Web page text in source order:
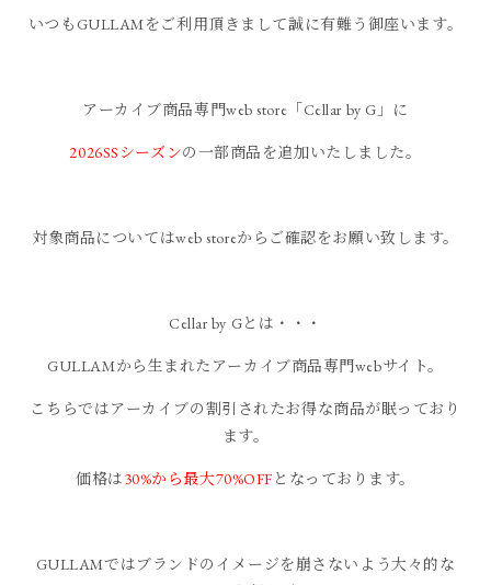
いつもGULLAMをご利用頂きまして誠に有難う御座います。
アーカイブ商品専門web store「Cellar by G」に
2026SSシーズンの一部商品を追加いたしました。
対象商品についてはweb storeからご確認をお願い致します。
Cellar by Gとは・・・
GULLAMから生まれたアーカイブ商品専門webサイト。
こちらではアーカイブの割引されたお得な商品が眠っており
ます。
価格は30%から最大70%OFF となっております。
GULLAMではブランドのイメージを崩さないよう大々的な